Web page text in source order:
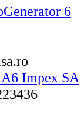
6
A6 Impex SA